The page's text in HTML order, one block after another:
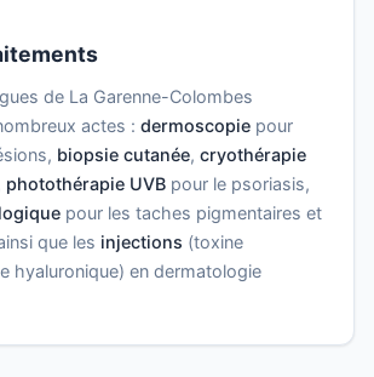
de La Garenne-Colombes
actes : dermoscopie pour
biopsie cutanée, cryothérapie
photothérapie UVB pour le psoriasis,
pour les taches pigmentaires et
que les injections (toxine
hyaluronique) en dermatologie